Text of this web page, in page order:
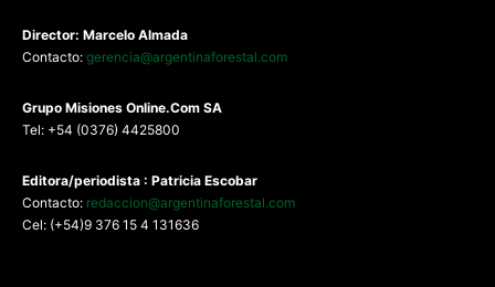
Director: Marcelo Almada
Contacto: gerencia@argentinaforestal.com
Grupo Misiones Online.Com SA
Tel: +54 (0376) 4425800
Editora/periodista : Patricia Escobar
Contacto: redaccion@argentinaforestal.com
Cel: (+54)9 376 15 4 131636